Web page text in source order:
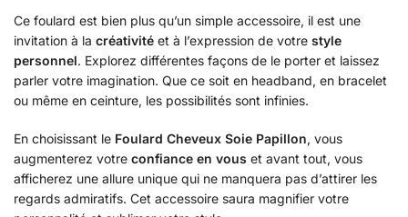
Ce foulard est bien plus qu’un simple accessoire, il est une
invitation à la créativité et à l’expression de votre style
personnel. Explorez différentes façons de le porter et laissez
parler votre imagination. Que ce soit en headband, en bracelet
ou même en ceinture, les possibilités sont infinies.
En choisissant le Foulard Cheveux Soie Papillon, vous
augmenterez votre confiance en vous et avant tout, vous
afficherez une allure unique qui ne manquera pas d’attirer les
regards admiratifs. Cet accessoire saura magnifier votre